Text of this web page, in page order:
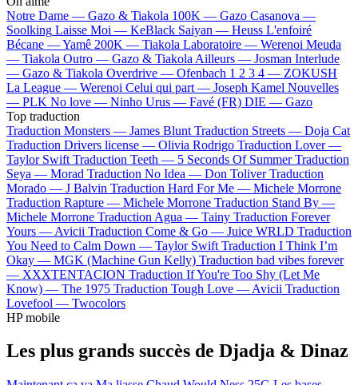
Notre Dame — Gazo & Tiakola 100K — Gazo Casanova —
Soolking Laisse Moi — KeBlack Saiyan — Heuss L'enfoiré
Bécane —Yamê 200K — Tiakola Laboratoire — Werenoi Meuda
— Tiakola Outro — Gazo & Tiakola Ailleurs — Josman Interlude
— Gazo & Tiakola Overdrive — Ofenbach 1 2 3 4 — ZOKUSH
La League — Werenoi Celui qui part — Joseph Kamel Nouvelles
— PLK No love — Ninho Urus — Favé (FR) DIE — Gazo
Top traduction
Traduction Monsters — James Blunt Traduction Streets — Doja Cat
Traduction Drivers license — Olivia Rodrigo Traduction Lover —
Taylor Swift Traduction Teeth — 5 Seconds Of Summer Traduction
Seya — Morad Traduction No Idea — Don Toliver Traduction
Morado — J Balvin Traduction Hard For Me — Michele Morrone
Traduction Rapture — Michele Morrone Traduction Stand By —
Michele Morrone Traduction Agua — Tainy Traduction Forever
Yours — Avicii Traduction Come & Go — Juice WRLD Traduction
You Need to Calm Down — Taylor Swift Traduction I Think I’m
Okay — MGK (Machine Gun Kelly) Traduction bad vibes forever
— XXXTENTACION Traduction If You're Too Shy (Let Me
Know) — The 1975 Traduction Tough Love — Avicii Traduction
Lovefool — Twocolors
HP mobile
Les plus grands succès de Djadja & Dinaz